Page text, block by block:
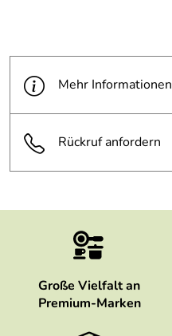
Mehr Informationen
Rückruf anfordern
Große Vielfalt an
Premium-Marken